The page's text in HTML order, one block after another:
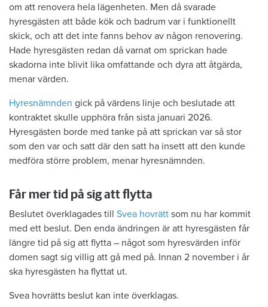
om att renovera hela lägenheten. Men då svarade
hyresgästen att både kök och badrum var i funktionellt
skick, och att det inte fanns behov av någon renovering.
Hade hyresgästen redan då varnat om sprickan hade
skadorna inte blivit lika omfattande och dyra att åtgärda,
menar värden.
Hyresnämnden gick på värdens linje och beslutade att
kontraktet skulle upphöra från sista januari 2026.
Hyresgästen borde med tanke på att sprickan var så stor
som den var och satt där den satt ha insett att den kunde
medföra större problem, menar hyresnämnden.
Får mer tid på sig att flytta
Beslutet överklagades till Svea hovrätt som nu har kommit
med ett beslut. Den enda ändringen är att hyresgästen får
längre tid på sig att flytta – något som hyresvärden inför
domen sagt sig villig att gå med på. Innan 2 november i år
ska hyresgästen ha flyttat ut.
Svea hovrätts beslut kan inte överklagas.